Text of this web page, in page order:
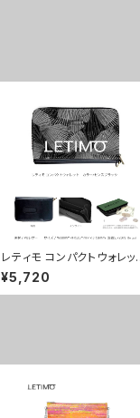
レティモ コンパクトウォレッ
ト カラー/センスブラック
■配送まで3週間
¥5,720